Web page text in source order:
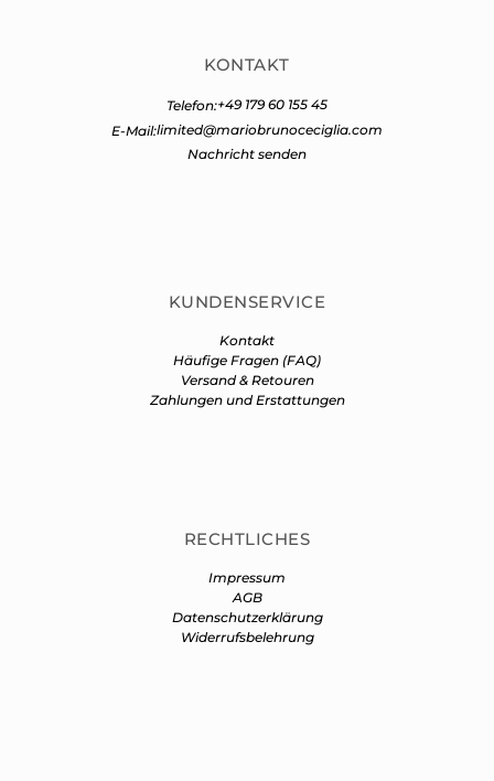
KONTAKT
Telefon:+49 179 60 155 45
E-Mail:limited@mariobrunoceciglia.com
Nachricht senden
KUNDENSERVICE
Kontakt
Häufige Fragen (FAQ)
Versand & Retouren
Zahlungen und Erstattungen
RECHTLICHES
Impressum
AGB
Datenschutzerklärung
Widerrufsbelehrung